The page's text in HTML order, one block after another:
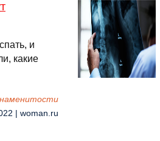
и
какие
| woman.ru